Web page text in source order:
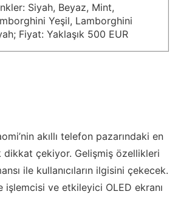
Siyah, Beyaz, Mint,
Yeşil, Lamborghini
Fiyat: Yaklaşık 500 EUR
akıllı telefon pazarındaki en
dikkat çekiyor. Gelişmiş özellikleri
ile kullanıcıların ilgisini çekecek.
işlemcisi ve etkileyici OLED ekranı